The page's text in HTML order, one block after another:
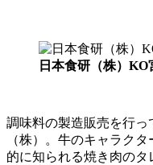
日本食研（株）KO
調味料の製造販売を行っ
（株）。牛のキャラク
的に知られる焼き肉のタ